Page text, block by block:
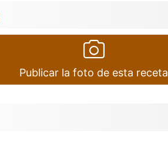
Publicar la foto de esta receta